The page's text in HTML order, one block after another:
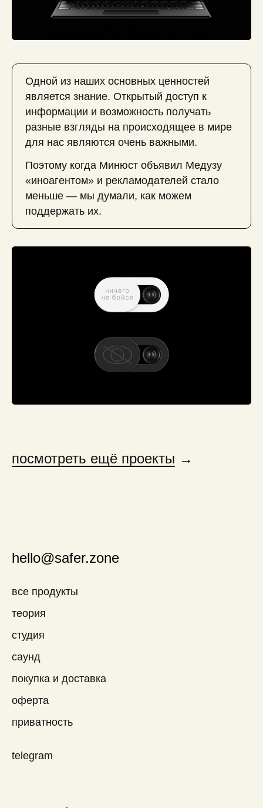
Одной из наших основных ценностей
является знание. Открытый доступ к
информации и возможность получать
разные взгляды на происходящее в мире
для нас являются очень важными.
Поэтому когда Минюст объявил Медузу
«иноагентом» и рекламодателей стало
меньше — мы думали, как можем
поддержать их.
посмотреть ещё проекты →
hello@safer.zone
все продукты
теория
студия
саунд
покупка и доставка
оферта
приватность
telegram